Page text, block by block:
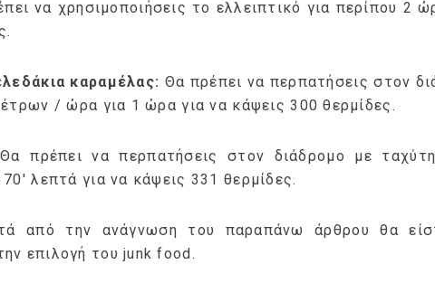
να χρησιμοποιήσεις το ελλειπτικό για περίπου 2
καραμέλας: Θα πρέπει να περπατήσεις στον
/ ώρα για 1 ώρα για να κάψεις 300 θερμίδες.
Θα πρέπει να περπατήσεις στον διάδρομο με
λεπτά για να κάψεις 331 θερμίδες.
από την ανάγνωση του παραπάνω άρθρου θα
επιλογή του junk food.